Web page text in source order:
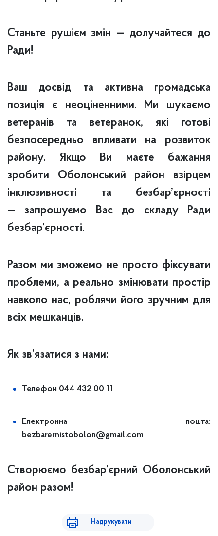
Станьте рушієм змін — долучайтеся до
Ради!
Ваш досвід та активна громадська
позиція є неоціненними. Ми шукаємо
ветеранів та ветеранок, які готові
безпосередньо впливати на розвиток
району. Якщо Ви маєте бажання
зробити Оболонський район взірцем
інклюзивності та безбар’єрності
— запрошуємо Вас до складу Ради
безбар’єрності.
Разом ми зможемо не просто фіксувати
проблеми, а реально змінювати простір
навколо нас, роблячи його зручним для
всіх мешканців.
Як зв’язатися з нами:
Телефон 044 432 00 11
Електронна пошта:
bezbarernistobolon@gmail.com
Створюємо безбар’єрний Оболонський
район разом!
Надрукувати